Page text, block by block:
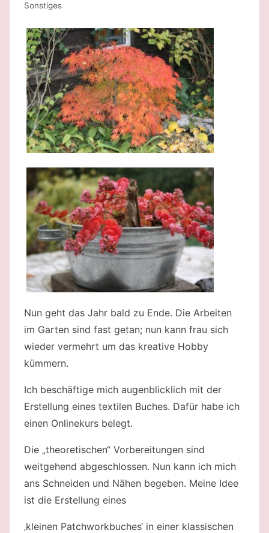
Sonstiges
Nun geht das Jahr bald zu Ende. Die Arbeiten
im Garten sind fast getan; nun kann frau sich
wieder vermehrt um das kreative Hobby
kümmern.
Ich beschäftige mich augenblicklich mit der
Erstellung eines textilen Buches. Dafür habe ich
einen Onlinekurs belegt.
Die „theoretischen“ Vorbereitungen sind
weitgehend abgeschlossen. Nun kann ich mich
ans Schneiden und Nähen begeben. Meine Idee
ist die Erstellung eines
‚kleinen Patchworkbuches‘ in einer klassischen